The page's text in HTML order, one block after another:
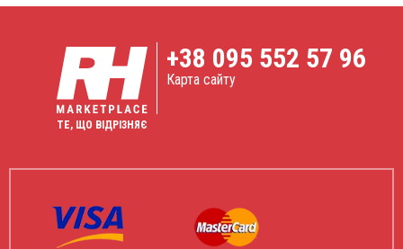
ТЕ, ЩО ВІДРІЗНЯЄ
+38 095 552 57 96
Карта сайту